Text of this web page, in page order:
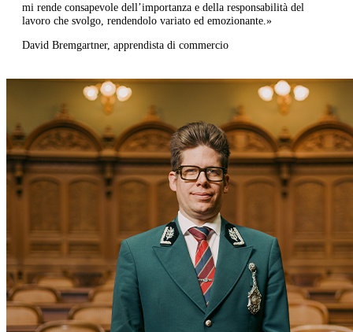
mi rende consapevole dell’importanza e della responsabilità del
lavoro che svolgo, rendendolo variato ed emozionante.»​
David Bremgartner, apprendista di commercio​​​​​​